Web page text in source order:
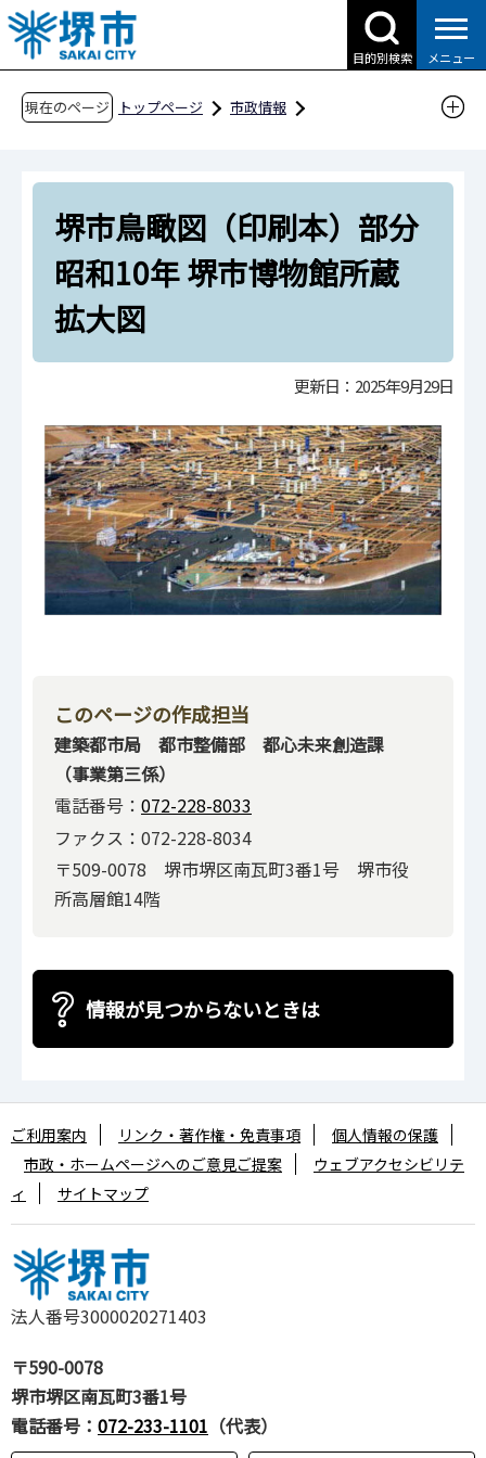
こ
の
ペ
目的別検索 メニュー
現在のページ トップページ
市政情報
堺浜と堺旧港周辺地区
堺旧港周辺地区
堺旧港周辺地区のむかし
大浜公園を中心とするアーバンリゾート拠点
（水族館、公会堂、潮湯、料亭や旅館、海水浴
や潮干狩り、学生相撲大会、大魚夜市）
堺市鳥瞰図（印刷本）部分
昭和10年 堺市博物館所蔵
拡大図
更新日：2025年9月29日
このページの作成担当
建築都市局 都市整備部 都心未来創造課
（事業第三係）
電話番号： 072-228-8033
ファクス：072-228-8034
〒509-0078 堺市堺区南瓦町3番1号 堺市役
所高層館14階
情報が見つからないときは
法人番号3000020271403
〒590-0078
堺市堺区南瓦町3番1号
電話番号： 072-233-1101 （代表）
ご利用案内 リンク・著作権・免責事項
個人情報の保護
市政・ホームページへのご意見ご提案
ウェブアクセシビリテ
ィ
サイトマップ